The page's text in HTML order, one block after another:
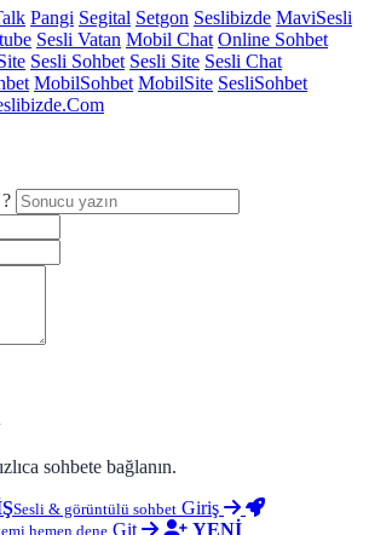
Pangi Segital Setgon Seslibizde MaviSesli
Sesli Vatan Mobil Chat Online Sohbet
Sesli Sohbet Sesli Site Sesli Chat
MobilSohbet MobilSite SesliSohbet
sohbete bağlanın.
Sesli & görüntülü sohbet Giriş
hemen dene Git
YENİ